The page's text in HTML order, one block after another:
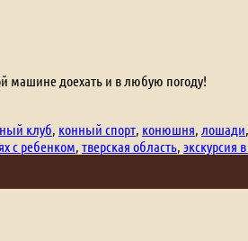
машине доехать и в любую погоду!
клуб конный спорт конюшня лошади
с ребенком тверская область экскурсия